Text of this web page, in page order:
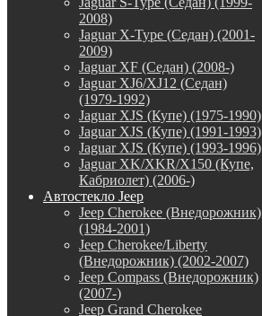
2008)
Jaguar X-Type (Седан) (2001-
2009)
Jaguar XF (Седан) (2008-)
Jaguar XJ6/XJ12 (Седан)
(1979-1992)
Jaguar XJS (Купе) (1975-1990)
Jaguar XJS (Купе) (1991-1993)
Jaguar XJS (Купе) (1993-1996)
Jaguar XK/XKR/X150 (Купе,
Кабриолет) (2006-)
Автостекло Jeep
Jeep Cherokee (Внедорожник)
(1984-2001)
Jeep Cherokee/Liberty
(Внедорожник) (2002-2007)
Jeep Compass (Внедорожник)
(2007-)
Jeep Grand Cherokee